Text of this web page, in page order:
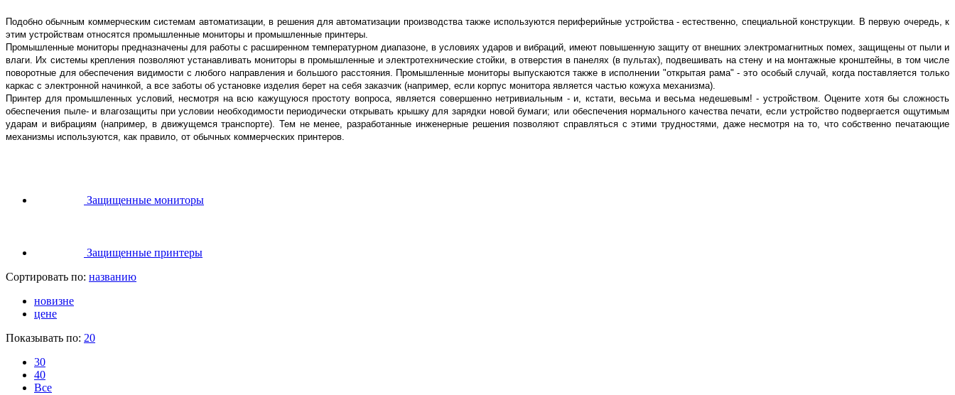
Подобно обычным коммерческим системам автоматизации, в решения для автоматизации производства также используются периферийные устройства - естественно, специальной конструкции. В первую очередь, к
этим устройствам относятся промышленные мониторы и промышленные принтеры.
Промышленные мониторы предназначены для работы с расширенном температурном диапазоне, в условиях ударов и вибраций, имеют повышенную защиту от внешних электромагнитных помех, защищены от пыли и
влаги. Их системы крепления позволяют устанавливать мониторы в промышленные и электротехнические стойки, в отверстия в панелях (в пультах), подвешивать на стену и на монтажные кронштейны, в том числе
поворотные для обеспечения видимости с любого направления и большого расстояния. Промышленные мониторы выпускаются также в исполнении "открытая рама" - это особый случай, когда поставляется только
каркас с электронной начинкой, а все заботы об установке изделия берет на себя заказчик (например, если корпус монитора является частью кожуха механизма).
Принтер для промышленных условий, несмотря на всю кажущуюся простоту вопроса, является совершеннонетривиальным - и, кстати, весьма и весьма недешевым! - устройством. Оцените хотя бы сложность
обеспечения пыле- и влагозащиты при условии необходимости периодически открывать крышку для зарядки новой бумаги; или обеспечения нормального качества печати, если устройство подвергается ощутимым
ударам и вибрациям (например, в движущемся транспорте). Тем не менее, разработанные инженерные решения позволяют справляться с этими трудностями, даже несмотря на то, что собственно печатающие
механизмы используются, как правило, от обычных коммерческих принтеров.
Защищенные мониторы
Защищенные принтеры
Сортировать по: названию
новизне
цене
Показывать по: 20
30
40
Все